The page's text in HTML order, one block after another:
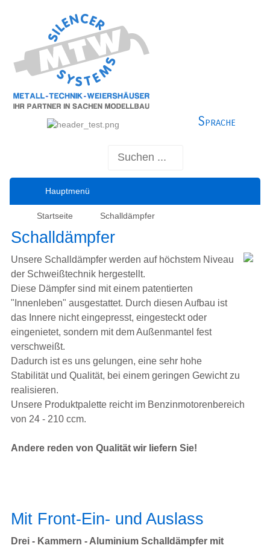
Sprache
Hauptmenü
Startseite Schalldämpfer
Schalldämpfer
Unsere Schalldämpfer werden auf höchstem Niveau
der Schweißtechnik hergestellt.
Diese Dämpfer sind mit einem patentierten
"Innenleben" ausgestattet. Durch diesen Aufbau ist
das Innere nicht eingepresst, eingesteckt oder
eingenietet, sondern mit dem Außenmantel fest
verschweißt.
Dadurch ist es uns gelungen, eine sehr hohe
Stabilität und Qualität, bei einem geringen Gewicht zu
realisieren.
Unsere Produktpalette reicht im Benzinmotorenbereich
von 24 - 210 ccm.
Andere reden von Qualität wir liefern Sie!
Mit Front-Ein- und Auslass
Drei - Kammern - Aluminium Schalldämpfer mit